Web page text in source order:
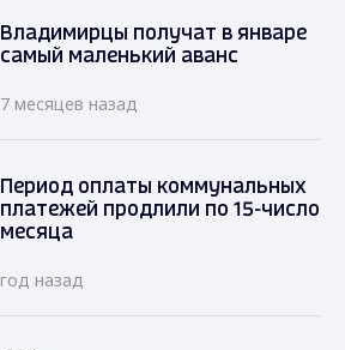
Владимирцы получат в январе
самый маленький аванс
7 месяцев назад
Период оплаты коммунальных
платежей продлили по 15-число
месяца
год назад